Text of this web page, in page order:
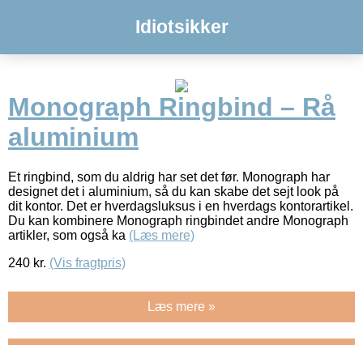
Idiotsikker
Monograph Ringbind – Rå
aluminium
Et ringbind, som du aldrig har set det før. Monograph har
designet det i aluminium, så du kan skabe det sejt look på
dit kontor. Det er hverdagsluksus i en hverdags kontorartikel.
Du kan kombinere Monograph ringbindet andre Monograph
artikler, som også ka (Læs mere)
240 kr. (Vis fragtpris)
Læs mere »